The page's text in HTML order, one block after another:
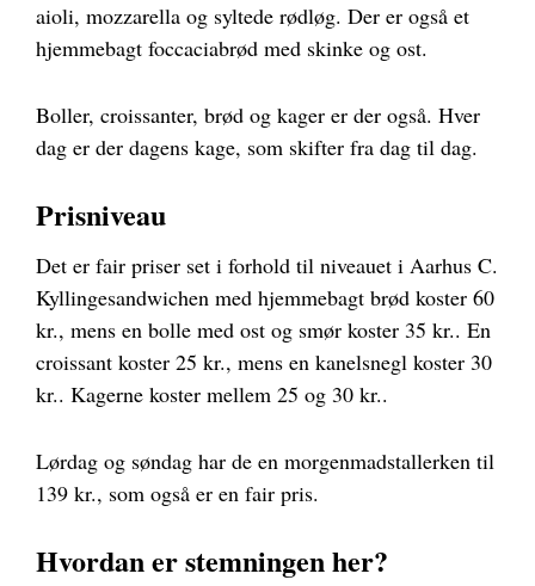
aioli, mozzarella og syltede rødløg. Der er også et
hjemmebagt foccaciabrød med skinke og ost.
Boller, croissanter, brød og kager er der også. Hver
dag er der dagens kage, som skifter fra dag til dag.
Prisniveau
Det er fair priser set i forhold til niveauet i Aarhus C.
Kyllingesandwichen med hjemmebagt brød koster 60
kr., mens en bolle med ost og smør koster 35 kr.. En
croissant koster 25 kr., mens en kanelsnegl koster 30
kr.. Kagerne koster mellem 25 og 30 kr..
Lørdag og søndag har de en morgenmadstallerken til
139 kr., som også er en fair pris.
Hvordan er stemningen her?